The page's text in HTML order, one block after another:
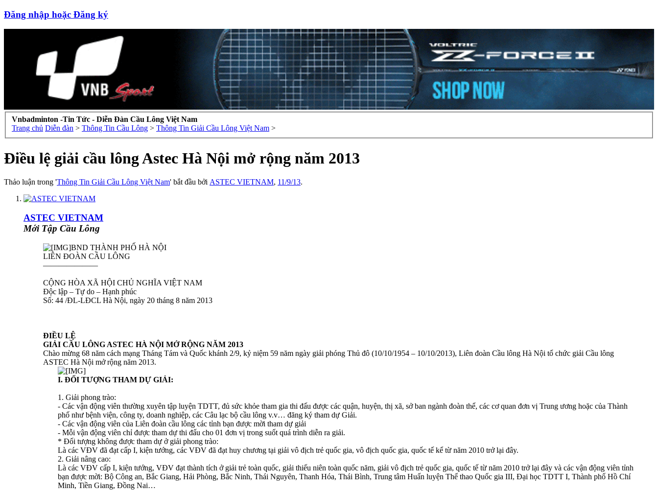
Đăng nhập hoặc Đăng ký
Vnbadminton -Tin Tức - Diễn Đàn Cầu Lông Việt Nam
Trang chủ Diễn đàn > Thông Tin Cầu Lông > Thông Tin Giải Cầu Lông Việt Nam >
Điều lệ giải cầu lông Astec Hà Nội mở rộng năm 2013
Thảo luận trong 'Thông Tin Giải Cầu Lông Việt Nam' bắt đầu bởi ASTEC VIETNAM, 11/9/13.
ASTEC VIETNAM
Mới Tập Cầu Lông
BND THÀNH PHỐ HÀ NỘI
LIÊN ĐOÀN CẦU LÔNG
———————
CỘNG HÒA XÃ HỘI CHỦ NGHĨA VIỆT NAM
Độc lập – Tự do – Hạnh phúc
Số: 44 /ĐL-LĐCL Hà Nội, ngày 20 tháng 8 năm 2013
ĐIỀU LỆ
GIẢI CẦU LÔNG ASTEC HÀ NỘI MỞ RỘNG NĂM 2013
Chào mừng 68 năm cách mạng Tháng Tám và Quốc khánh 2/9, kỷ niệm 59 năm ngày giải phóng Thủ đô (10/10/1954 – 10/10/2013), Liên đoàn Cầu lông Hà Nội tổ chức giải Cầu lông
ASTEC Hà Nội mở rộng năm 2013.
I. ĐỐI TƯỢNG THAM DỰ GIẢI:
1. Giải phong trào:
- Các vận động viên thường xuyên tập luyện TDTT, đủ sức khỏe tham gia thi đấu được các quận, huyện, thị xã, sở ban ngành đoàn thể, các cơ quan đơn vị Trung ương hoặc của Thành
phố như bệnh viện, công ty, doanh nghiệp, các Câu lạc bộ cầu lông v.v… đăng ký tham dự Giải.
- Các vận động viên của Liên đoàn cầu lông các tỉnh bạn được mời tham dự giải
- Mỗi vận động viên chỉ được tham dự thi đấu cho 01 đơn vị trong suốt quá trình diễn ra giải.
* Đối tượng không được tham dự ở giải phong trào:
Là các VĐV đã đạt cấp I, kiện tướng, các VĐV đã đạt huy chương tại giải vô địch trẻ quốc gia, vô địch quốc gia, quốc tế kể từ năm 2010 trở lại đây.
2. Giải nâng cao:
Là các VĐV cấp I, kiện tướng, VĐV đạt thành tích ở giải trẻ toàn quốc, giải thiếu niên toàn quốc năm, giải vô địch trẻ quốc gia, quốc tế từ năm 2010 trở lại đây và các vận động viên tỉnh
bạn được mời: Bộ Công an, Bắc Giang, Hải Phòng, Bắc Ninh, Thái Nguyên, Thanh Hóa, Thái Bình, Trung tâm Huấn luyện Thể thao Quốc gia III, Đại học TDTT I, Thành phố Hồ Chí
Minh, Tiền Giang, Đồng Nai…